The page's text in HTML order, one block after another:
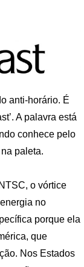
anti-horário. É
A palavra está
conhece pelo
paleta.
o vórtice
no
porque ela
que
Nos Estados